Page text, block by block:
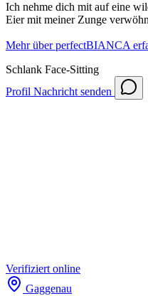
Ich nehme dich mit auf eine
Eier mit meiner Zunge
Mehr über perfectBIANCA
Schlank Face-Sitting
Profil Nachricht senden
Verifiziert online
Gaggenau